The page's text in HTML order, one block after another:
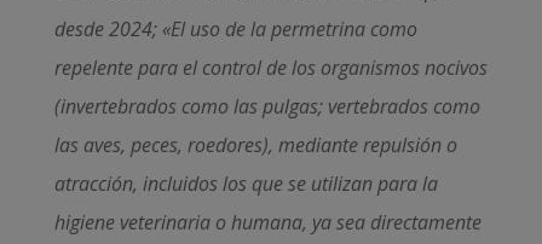
desde 2024; «El uso de la permetrina como
repelente para el control de los organismos nocivos
(invertebrados como las pulgas; vertebrados como
las aves, peces, roedores), mediante repulsión o
atracción, incluidos los que se utilizan para la
higiene veterinaria o humana, ya sea directamente